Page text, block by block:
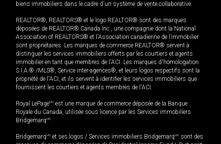
biens immobiliers dans le cadre d'un système de vente collaborative.
REALTOR®, REALTORS® et le logo REALTOR® sont des marques
déposées de REALTOR® Canada Inc., une compagnie dont la National
Association of REALTORS® et l'Association canadienne de l’immobilier
sont propriétaires. Les marques de commerce REALTOR® servent à
distinguer les services immobiliers offerts par les courtiers et agents
immobilier en tant que membres de l'ACI. Les marques d'homologation
S.I.A.® /MLS®, Service inter-agences®, et leurs logos respectifs sont la
propriété de l'ACI, et ils servent à identifier les services immobiliers que
fournissent les courtiers et agents membres de l'ACI.
Royal LePageMD est une marque de commerce déposée de la Banque
Royale du Canada, utilisée sous licence par les Services immobiliers
BridgemarqMD.
BridgemarqMD et ses logos / Services immobiliers BridgemarqMD sont des